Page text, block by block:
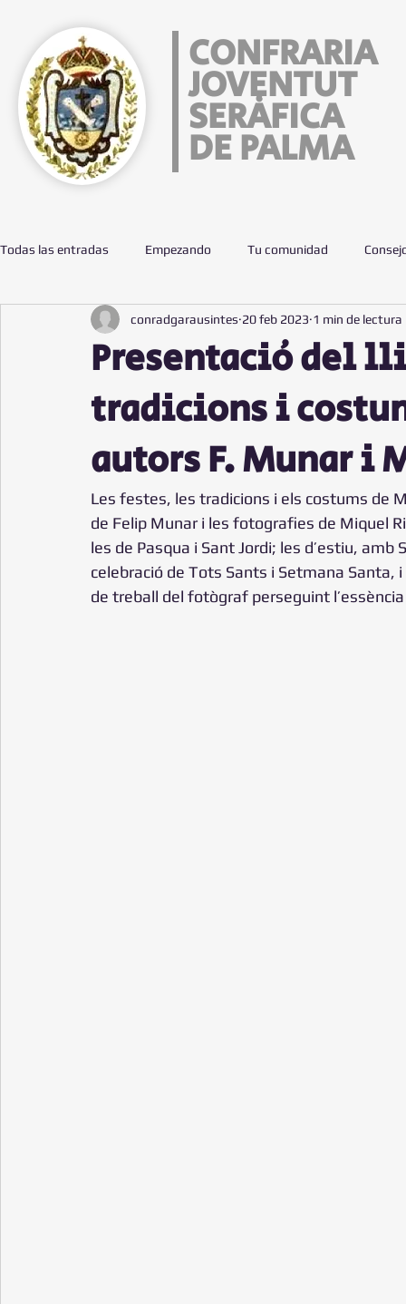
CONFRARIA
JOVENTUT
SERÀFICA
DE PALMA
Todas las entradas Empezando Tu comunidad
Presentació del
tradicions i
autors F. Munar i
conradgarausintes 20 feb 2023 1 min de lectura
Les festes, les tradicions i els costums de
de Felip Munar i les fotografies de Miquel
les de Pasqua i Sant Jordi; les d’estiu,
celebració de Tots Sants i Setmana Santa,
de treball del fotògraf perseguint